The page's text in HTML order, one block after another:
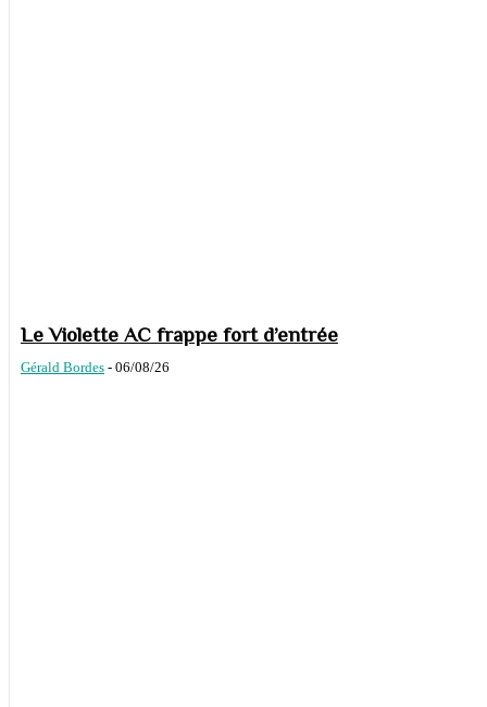
Le Violette AC frappe fort d’entrée
Gérald Bordes - 06/08/26